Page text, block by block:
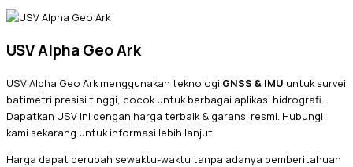
USV Alpha Geo Ark
USV Alpha Geo Ark menggunakan teknologi GNSS & IMU untuk survei
batimetri presisi tinggi, cocok untuk berbagai aplikasi hidrografi.
Dapatkan USV ini dengan harga terbaik & garansi resmi. Hubungi
kami sekarang untuk informasi lebih lanjut.
Harga dapat berubah sewaktu-waktu tanpa adanya pemberitahuan